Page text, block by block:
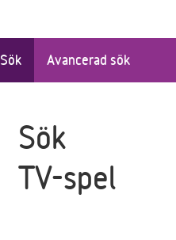
Sök Avancerad sök
Sök
TV-spel